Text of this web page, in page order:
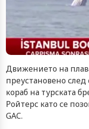
Движението на
преустановено след
кораб на турската
Ройтерс като се
GAC.